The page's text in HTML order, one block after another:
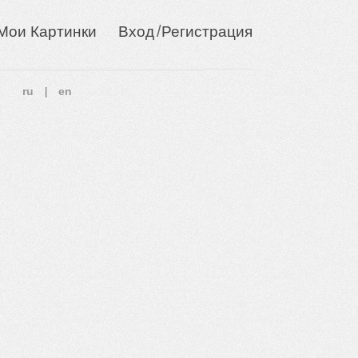
Картинки Вход/Регистрация
ru en